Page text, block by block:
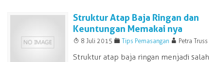
Struktur Atap Baja Ringan dan
Keuntungan Memakai nya
T 8 Juli 2015 F Tips Pemasangan A Petra Truss
Struktur atap baja ringan menjadi salah